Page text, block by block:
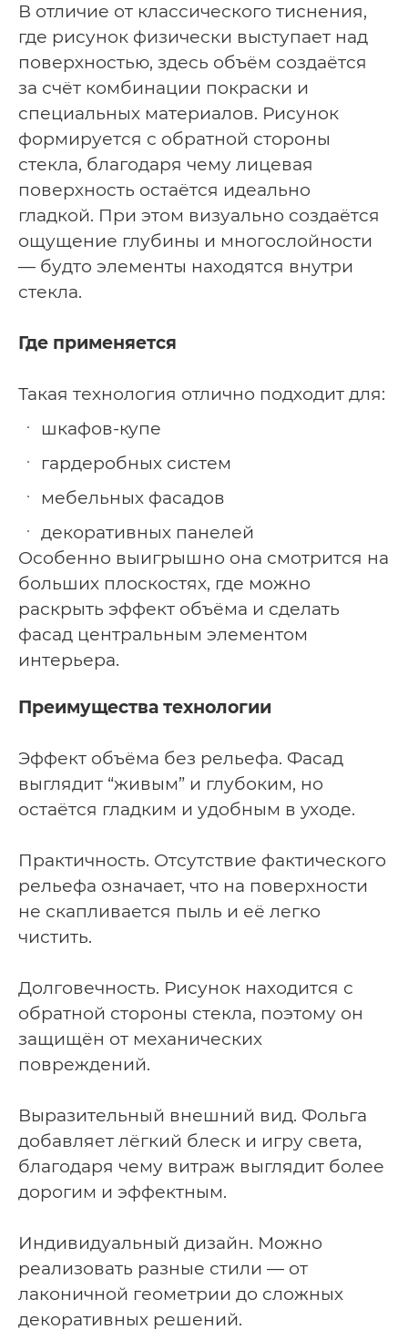
В отличие от классического тиснения,
где рисунок физически выступает над
поверхностью, здесь объём создаётся
за счёт комбинации покраски и
специальных материалов. Рисунок
формируется с обратной стороны
стекла, благодаря чему лицевая
поверхность остаётся идеально
гладкой. При этом визуально создаётся
ощущение глубины и многослойности
— будто элементы находятся внутри
стекла.
Где применяется
Такая технология отлично подходит для:
шкафов-купе
гардеробных систем
мебельных фасадов
декоративных панелей
Особенно выигрышно она смотрится на
больших плоскостях, где можно
раскрыть эффект объёма и сделать
фасад центральным элементом
интерьера.
Преимущества технологии
Эффект объёма без рельефа. Фасад
выглядит “живым” и глубоким, но
остаётся гладким и удобным в уходе.
Практичность. Отсутствие фактического
рельефа означает, что на поверхности
не скапливается пыль и её легко
чистить.
Долговечность. Рисунок находится с
обратной стороны стекла, поэтому он
защищён от механических
повреждений.
Выразительный внешний вид. Фольга
добавляет лёгкий блеск и игру света,
благодаря чему витраж выглядит более
дорогим и эффектным.
Индивидуальный дизайн. Можно
реализовать разные стили — от
лаконичной геометрии до сложных
декоративных решений.